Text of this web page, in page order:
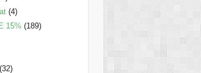
(4)
15% (189)
(32)